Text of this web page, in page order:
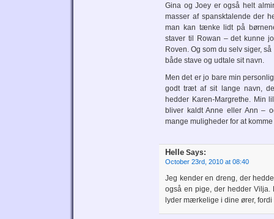
Gina og Joey er også helt
masser af spansktalende der
man kan tænke lidt på
staver til Rowan – det kunne
Roven. Og som du selv siger,
både stave og udtale sit navn.
Men det er jo bare min
godt træt af sit lange navn,
hedder Karen-Margrethe. Min
bliver kaldt Anne eller Ann –
mange muligheder for at
Helle Says:
October 23rd, 2010 at 08:40
Jeg kender en dreng, der
også en pige, der hedder Vilja.
lyder mærkelige i dine ører,